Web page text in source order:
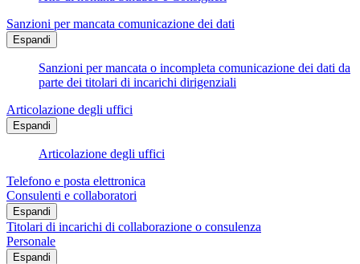
Sanzioni per mancata comunicazione dei dati
Espandi
Sanzioni per mancata o incompleta comunicazione dei dati da
parte dei titolari di incarichi dirigenziali
Articolazione degli uffici
Espandi
Articolazione degli uffici
Telefono e posta elettronica
Consulenti e collaboratori
Espandi
Titolari di incarichi di collaborazione o consulenza
Personale
Espandi